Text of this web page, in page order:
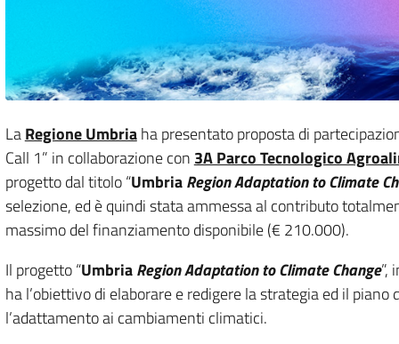
LaRegione Umbriaha presentato proposta di
Call 1” in collaborazione con 3A Parco Tecnologico
progetto dal titolo “UmbriaRegion Adaptation to Climate
selezione, ed è quindi stata ammessa al contributo
massimo del finanziamento disponibile (€ 210.000).
Il progetto “UmbriaRegion Adaptation to Climate Change”,
ha l’obiettivo di elaborare e redigere la strategia ed il piano
l’adattamento ai cambiamenti climatici.